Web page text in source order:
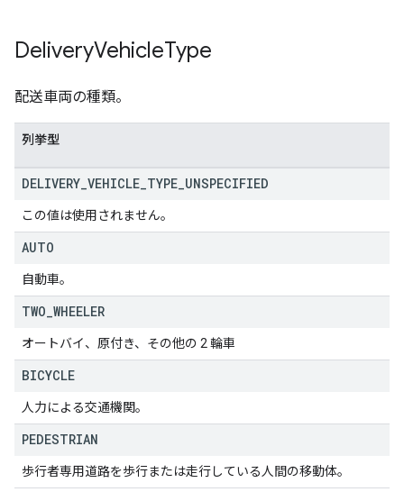
DeliveryVehicleType
配送車両の種類。
列挙型
DELIVERY VEHICLE TYPE UNSPECIFIED
この値は使用されません。
AUTO
自動車。
TWO WHEELER
オートバイ、原付き、その他の 2 輪車
BICYCLE
人力による交通機関。
PEDESTRIAN
歩行者専用道路を歩行または走行している人間の移動体。